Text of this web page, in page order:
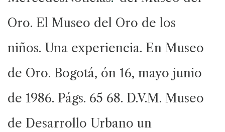
Oro. El Museo del Oro de los
niños. Una experiencia. En Museo
de Oro. Bogotá, ón 16, mayo junio
de 1986. Págs. 65 68. D.V.M. Museo
de Desarrollo Urbano un